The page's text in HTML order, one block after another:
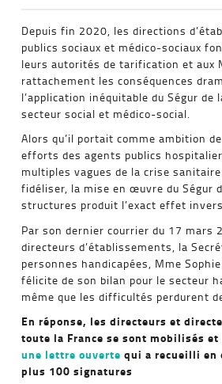
Depuis fin 2020, les directions
publics sociaux et médico-sociaux
leurs autorités de tarification et aux
rattachement les conséquences
l’application inéquitable du Ségur de
secteur social et médico-social.
Alors qu’il portait comme ambition
efforts des agents publics
multiples vagues de la crise
fidéliser, la mise en œuvre du Ségur
structures produit l’exact effet
Par son dernier courrier du 17 mars
directeurs d’établissements, la
personnes handicapées, Mme
félicite de son bilan pour le secteur
même que les difficultés perdurent
En réponse, les directeurs et
toute la France se sont mobilisés
une lettre ouverte qui a recueilli en
plus 100 signatures